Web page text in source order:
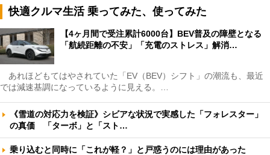
快適クルマ生活 乗ってみた、使ってみた
【4ヶ月間で受注累計6000台】BEV普及の障壁となる
「航続距離の不安」「充電のストレス」解消…
あれほどもてはやされていた「EV（BEV）シフト」の潮流も、最近
では減速基調になっているように見える。…
《雪道の対応力を検証》シビアな状況で実感した「フォレスター」
の真価 「ターボ」と「スト…
乗り込むと同時に「これが軽？」と戸惑うのには理由があった